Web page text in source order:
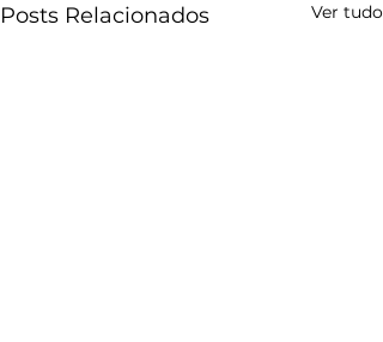
Posts Relacionados Ver tudo